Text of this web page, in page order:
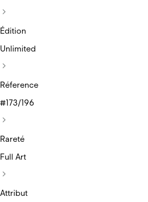
Édition
Unlimited
Réference
#173/196
Rareté
Full Art
Attribut